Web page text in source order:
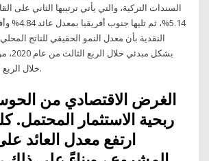
السندات التركية، والتي يأتي ترتيبها الثاني على
5.14%، ثم
خلال الربع السابق من ذات العام.
الغرض الاقتصادي من
ربحية الاستثمار المحتمل.